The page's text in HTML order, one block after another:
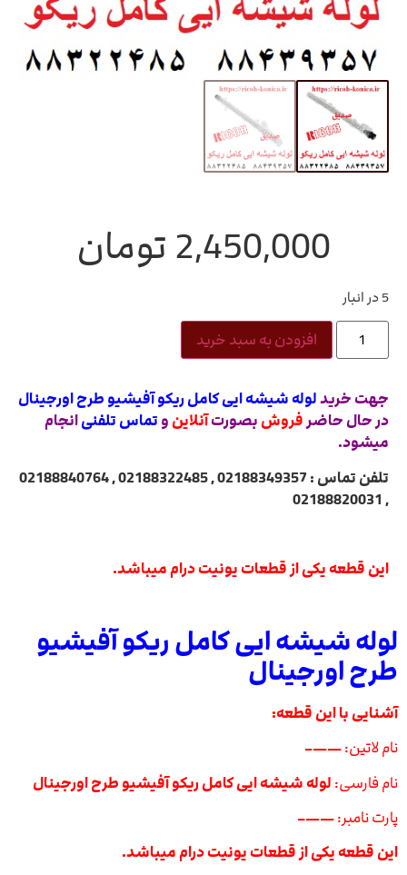
2,450,000 تومان
5 در انبار
افزودن به سبد خرید
جهت خریدلوله شیشه ایی کامل ریکو آفیشیو طرح اورجینال
در حال حاضرفروش بصورتآنلاین و تماس تلفنیانجام
میشود.
تلفن تماس : 02188349357 , 02188322485 , 02188840764
, 02188820031
این قطعه یکی از قطعات یونیت درام میباشد.
لوله شیشه ایی کامل ریکو آفیشیو
طرح اورجینال
آشنایی با این قطعه:
نام لاتین:——–
نام فارسی: لوله شیشه ایی کامل ریکو آفیشیو طرح اورجینال
پارت نامبر:——–
این قطعه یکی از قطعات یونیت درام میباشد.